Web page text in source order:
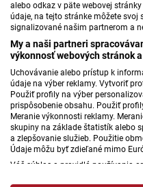
alebo odkaz v päte webovej
údaje, na tejto stránke môžete
signalizované našim partnerom a
My a naši partneri
výkonnosť webových stránok
Uchovávanie alebo prístup k
údaje na výber reklamy. Vytvoriť
Použiť profily na výber
prispôsobenie obsahu. Použiť
Meranie výkonnosti reklamy.
skupiny na základe štatistík alebo
a zlepšovanie služieb. Použitie
Údaje môžu byť zdieľané mimo
Váš súhlas a pravidlá používania
Jednotka
Dvojka
24
Šport
Správy STVR
Podcasty